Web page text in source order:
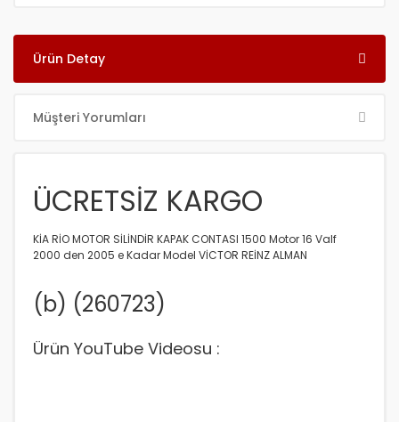
Ürün Detay
Müşteri Yorumları
ÜCRETSİZ KARGO
KİA RİO MOTOR SİLİNDİR KAPAK CONTASI 1500 Motor 16 Valf
2000 den 2005 e Kadar Model VİCTOR REİNZ ALMAN
(b) (260723)
Ürün YouTube Videosu :